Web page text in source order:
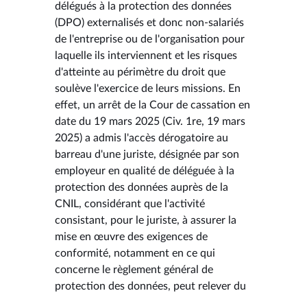
délégués à la protection des données
(DPO) externalisés et donc non-salariés
de l'entreprise ou de l'organisation pour
laquelle ils interviennent et les risques
d'atteinte au périmètre du droit que
soulève l'exercice de leurs missions. En
effet, un arrêt de la Cour de cassation en
date du 19 mars 2025 (Civ. 1re, 19 mars
2025) a admis l'accès dérogatoire au
barreau d'une juriste, désignée par son
employeur en qualité de déléguée à la
protection des données auprès de la
CNIL, considérant que l'activité
consistant, pour le juriste, à assurer la
mise en œuvre des exigences de
conformité, notamment en ce qui
concerne le règlement général de
protection des données, peut relever du